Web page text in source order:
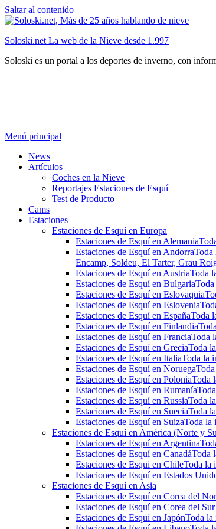
Saltar al contenido
Soloski.net La web de la Nieve desde 1.997
Soloski es un portal a los deportes de inverno, con
Menú principal
News
Artículos
Coches en la Nieve
Reportajes Estaciones de Esquí
Test de Producto
Cams
Estaciones
Estaciones de Esquí en Europa
Estaciones de Esquí en Alemania
Estaciones de Esquí en AndorraToda
Encamp, Soldeu, El Tarter, Grau
Estaciones de Esquí en AustriaToda
Estaciones de Esquí en Bulgaria
Estaciones de Esquí en Eslovaquia
Estaciones de Esquí en Eslovenia
Estaciones de Esquí en EspañaToda
Estaciones de Esquí en Finlandia
Estaciones de Esquí en FranciaToda
Estaciones de Esquí en GreciaToda
Estaciones de Esquí en ItaliaToda la
Estaciones de Esquí en Noruega
Estaciones de Esquí en PoloniaToda
Estaciones de Esquí en Rumanía
Estaciones de Esquí en RussiaToda
Estaciones de Esquí en SueciaToda
Estaciones de Esquí en SuizaToda la
Estaciones de Esquí en América (Norte y
Estaciones de Esquí en Argentina
Estaciones de Esquí en CanadáToda
Estaciones de Esqui en ChileToda la
Estaciones de Esquí en Estados
Estaciones de Esquí en Asia
Estaciones de Esquí en Corea del
Estaciones de Esquí en Corea del Sur
Estaciones de Esquí en JapónToda la